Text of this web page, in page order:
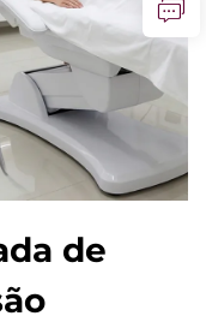
de